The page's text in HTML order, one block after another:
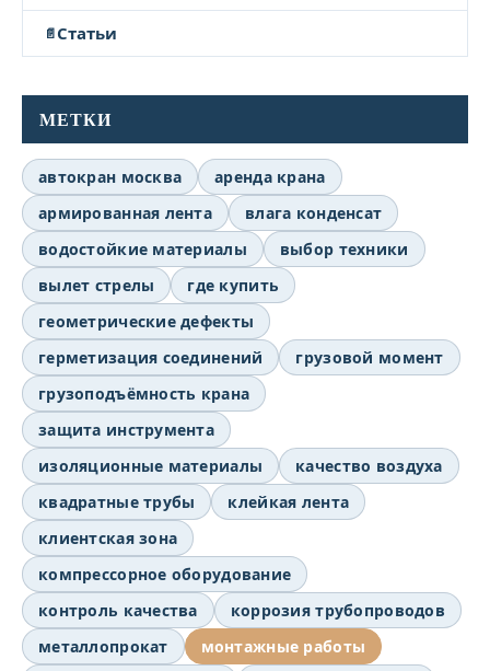
Статьи
МЕТКИ
автокран москва
аренда крана
армированная лента
влага конденсат
водостойкие материалы
выбор техники
вылет стрелы
где купить
геометрические дефекты
герметизация соединений
грузовой момент
грузоподъёмность крана
защита инструмента
изоляционные материалы
качество воздуха
квадратные трубы
клейкая лента
клиентская зона
компрессорное оборудование
контроль качества
коррозия трубопроводов
металлопрокат
монтажные работы